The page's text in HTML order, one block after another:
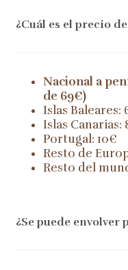
¿Cuál es el precio
Nacional a
de 69€)
Islas Baleares:
Islas Canarias:
Portugal: 10€
Resto de
Resto del
¿Se puede envolver